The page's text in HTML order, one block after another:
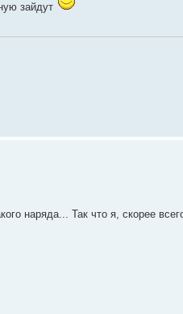
зайдут
наряда... Так что я, скорее